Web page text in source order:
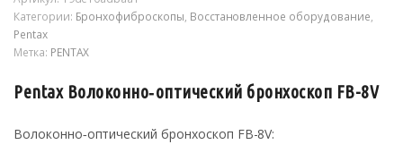
Категории: Бронхофиброскопы Восстановленное оборудование
Pentax
Метка: PENTAX
Pentax Волоконно‑оптический бронхоскоп FB-8V
Волоконно‑оптический бронхоскоп FB-8V: